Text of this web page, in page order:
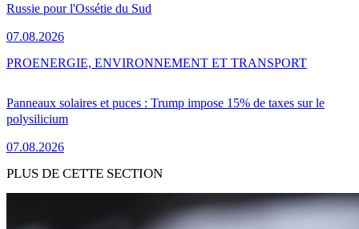
Russie pour l'Ossétie du Sud
07.08.2026
Panneaux solaires et puces : Trump impose 15% de taxes sur le
polysilicium
07.08.2026
PROENERGIE, ENVIRONNEMENT ET TRANSPORT
PLUS DE CETTE SECTION